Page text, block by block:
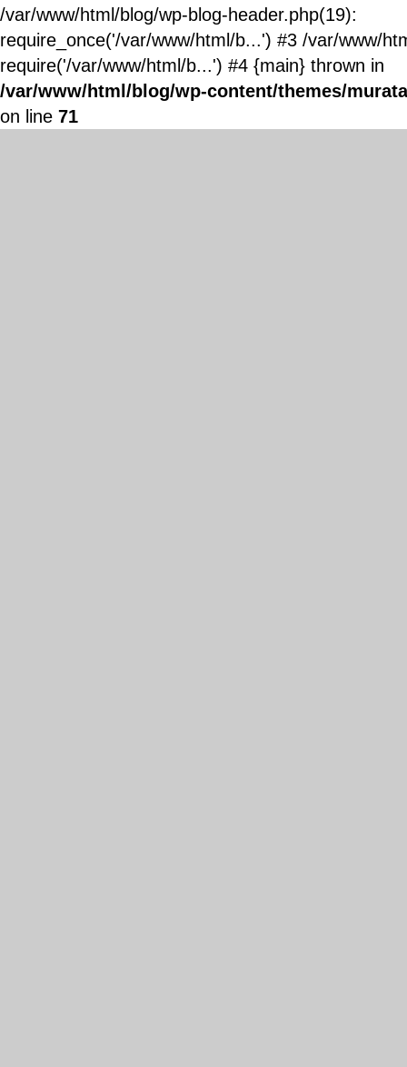
/var/www/html/blog/wp-blog-header.php(19):
require_once('/var/www/html/b...') #3 /var/www/
require('/var/www/html/b...') #4 {main} thrown in
/var/www/html/blog/wp-content/themes/
on line 71